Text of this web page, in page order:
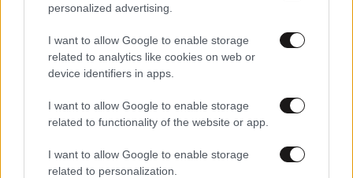
personalized advertising.
I want to allow Google to enable storage
related to analytics like cookies on web or
device identifiers in apps.
I want to allow Google to enable storage
related to functionality of the website or app.
I want to allow Google to enable storage
related to personalization.
Τραγωδία στα Μάλια: «Ο πανικός τη σκότωσε»
– Τι λένε μάρτυρες για τη 42χρονη Ολλανδή
που πνίγηκε προσπαθώντας να σώσει τη φίλη